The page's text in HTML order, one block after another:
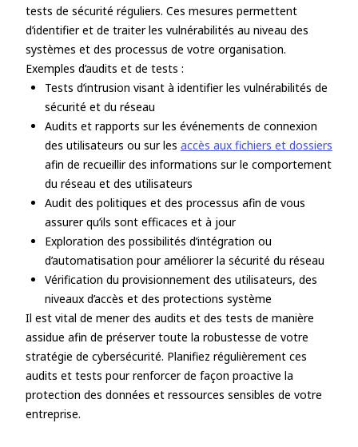
tests de sécurité réguliers. Ces mesures permettent
d’identifier et de traiter les vulnérabilités au niveau des
systèmes et des processus de votre organisation.
Exemples d’audits et de tests :
Tests d’intrusion visant à identifier les vulnérabilités de
sécurité et du réseau
Audits et rapports sur les événements de connexion
des utilisateurs ou sur les accès aux fichiers et dossiers
afin de recueillir des informations sur le comportement
du réseau et des utilisateurs
Audit des politiques et des processus afin de vous
assurer qu’ils sont efficaces et à jour
Exploration des possibilités d’intégration ou
d’automatisation pour améliorer la sécurité du réseau
Vérification du provisionnement des utilisateurs, des
niveaux d’accès et des protections système
Il est vital de mener des audits et des tests de manière
assidue afin de préserver toute la robustesse de votre
stratégie de cybersécurité. Planifiez régulièrement ces
audits et tests pour renforcer de façon proactive la
protection des données et ressources sensibles de votre
entreprise.